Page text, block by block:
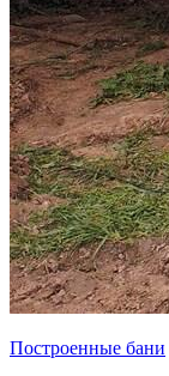
Построенные бани